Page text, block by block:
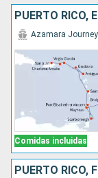
Comidas incluidas
Azamara Journey